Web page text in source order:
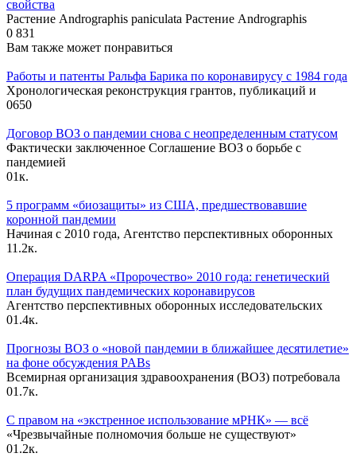
свойства
Растение Andrographis paniculata Растение Andrographis
0 831
Вам также может понравиться
Работы и патенты Ральфа Барика по коронавирусу с 1984 года
Хронологическая реконструкция грантов, публикаций и
0650
Договор ВОЗ о пандемии снова с неопределенным статусом
Фактически заключенное Соглашение ВОЗ о борьбе с
пандемией
01к.
5 программ «биозащиты» из США, предшествовавшие
коронной пандемии
Начиная с 2010 года, Агентство перспективных оборонных
11.2к.
Операция DARPA «Пророчество» 2010 года: генетический
план будущих пандемических коронавирусов
Агентство перспективных оборонных исследовательских
01.4к.
Прогнозы ВОЗ о «новой пандемии в ближайшее десятилетие»
на фоне обсуждения PABs
Всемирная организация здравоохранения (ВОЗ) потребовала
01.7к.
С правом на «экстренное использование мРНК» — всё
«Чрезвычайные полномочия больше не существуют»
01.2к.